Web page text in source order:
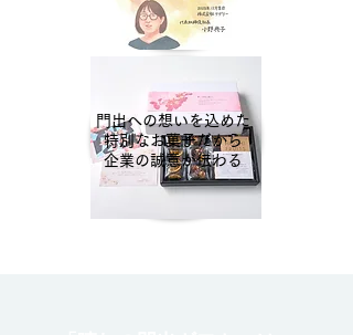
門出への想いを込めた
特別なお菓子だから
企業の誠意が伝わる